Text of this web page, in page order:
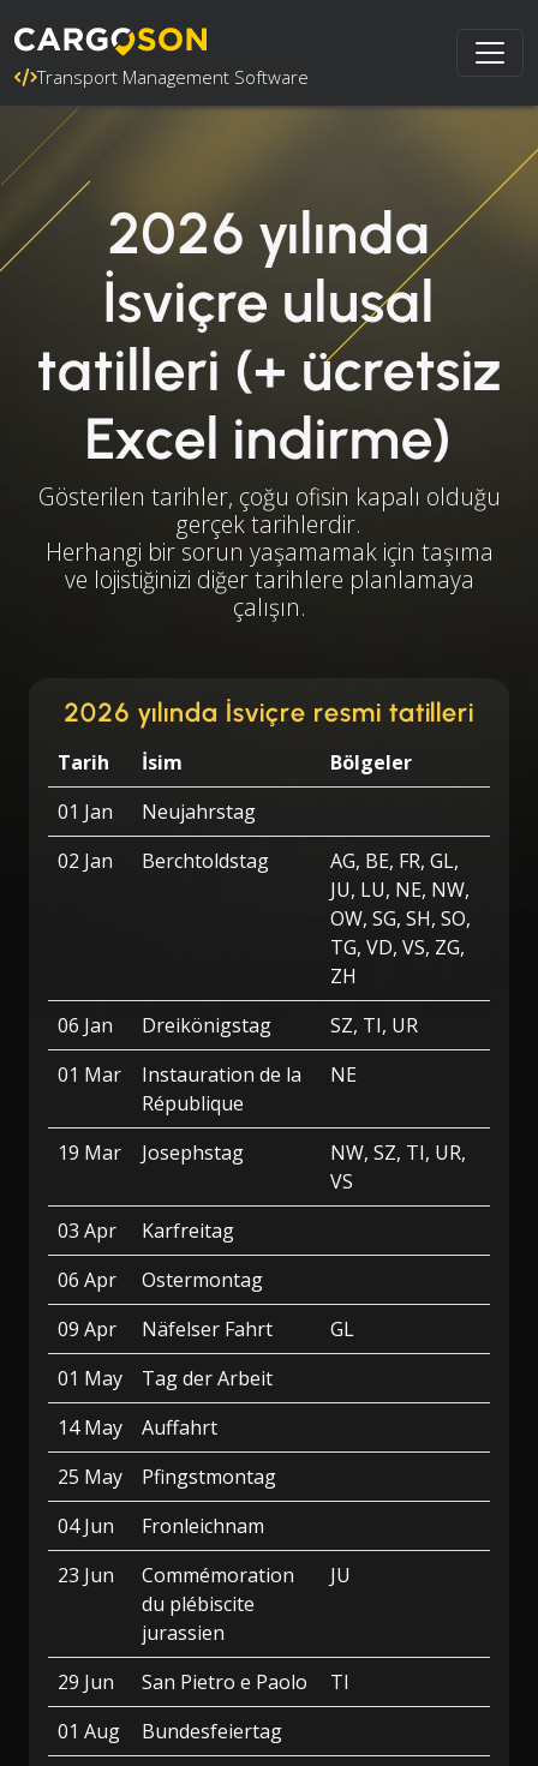
Transport Management Software
2026 yılında
İsviçre ulusal
tatilleri (+ ücretsiz
Excel indirme)
Gösterilen tarihler, çoğu ofisin kapalı olduğu
gerçek tarihlerdir.
Herhangi bir sorun yaşamamak için taşıma
ve lojistiğinizi diğer tarihlere planlamaya
çalışın.
2026 yılında İsviçre resmi tatilleri
Tarih İsim
Bölgeler
01 Jan
Neujahrstag
02 Jan
Berchtoldstag
AG, BE, FR, GL,
JU, LU, NE, NW,
OW, SG, SH, SO,
TG, VD, VS, ZG,
ZH
06 Jan
Dreikönigstag
SZ, TI, UR
01 Mar
Instauration de la
République
NE
19 Mar Josephstag
NW, SZ, TI, UR,
VS
03 Apr
Karfreitag
06 Apr
Ostermontag
09 Apr
Näfelser Fahrt
GL
01 May
Tag der Arbeit
14 May
Auffahrt
25 May
Pfingstmontag
04 Jun
Fronleichnam
23 Jun
Commémoration
du plébiscite
jurassien
JU
29 Jun San Pietro e Paolo
TI
01 Aug
Bundesfeiertag